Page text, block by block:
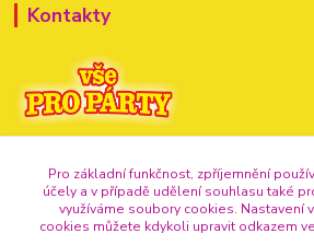
Kontakty
info@vse-pro-party.cz
Pro základní funkčnost, zpříjemnění
účely a v případě udělení souhlasu také
využíváme soubory cookies. Nastavení
cookies můžete kdykoli upravit odkazem